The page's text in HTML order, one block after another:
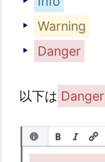
Warning
Danger
以下は Danger